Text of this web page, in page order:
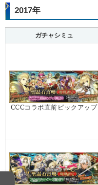
2017年
ガチャシミュ
CCCコラボ直前ピックアップ